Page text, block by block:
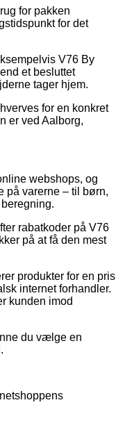
for pakken
for det
V76 By
et besluttet
tager hjem.
for en konkret
er ved Aalborg,
webshops, og
på varerne – til børn,
rabatkoder på V76
på at få den mest
produkter for en pris
internet forhandler.
kunden imod
du vælge en